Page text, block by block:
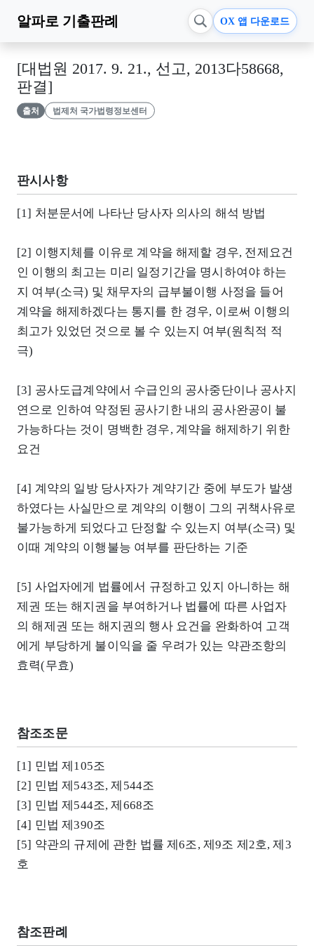
알파로 기출판례 OX 앱 다운로드
[대법원 2017. 9. 21., 선고, 2013다58668,
판결]
출처 법제처 국가법령정보센터
판시사항
[1] 처분문서에 나타난 당사자 의사의 해석 방법
[2] 이행지체를 이유로 계약을 해제할 경우, 전제요건
인 이행의 최고는 미리 일정기간을 명시하여야 하는
지 여부(소극) 및 채무자의 급부불이행 사정을 들어
계약을 해제하겠다는 통지를 한 경우, 이로써 이행의
최고가 있었던 것으로 볼 수 있는지 여부(원칙적 적
극)
[3] 공사도급계약에서 수급인의 공사중단이나 공사지
연으로 인하여 약정된 공사기한 내의 공사완공이 불
가능하다는 것이 명백한 경우, 계약을 해제하기 위한
요건
[4] 계약의 일방 당사자가 계약기간 중에 부도가 발생
하였다는 사실만으로 계약의 이행이 그의 귀책사유로
불가능하게 되었다고 단정할 수 있는지 여부(소극) 및
이때 계약의 이행불능 여부를 판단하는 기준
[5] 사업자에게 법률에서 규정하고 있지 아니하는 해
제권 또는 해지권을 부여하거나 법률에 따른 사업자
의 해제권 또는 해지권의 행사 요건을 완화하여 고객
에게 부당하게 불이익을 줄 우려가 있는 약관조항의
효력(무효)
참조조문
[1] 민법 제105조
[2] 민법 제543조, 제544조
[3] 민법 제544조, 제668조
[4] 민법 제390조
[5] 약관의 규제에 관한 법률 제6조, 제9조 제2호, 제3
호
참조판례